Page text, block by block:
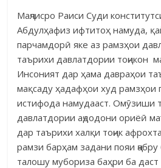
Маҷлисро Раиси Суди
Абдулҳафиз ифтитоҳ намуда,
парчамдорӣ яке аз рамзҳои
таърихи давлатдории тоҷикон
Инсоният дар ҳама давраҳои
мақсаду ҳадафҳои худ рамзҳои
истифода намудааст. Омӯзиши
давлатдории аҷдодони ориёӣ
дар таърихи халқи тоҷик
рамзи барҳам задани пояи
талошу мубориза баҳри ба